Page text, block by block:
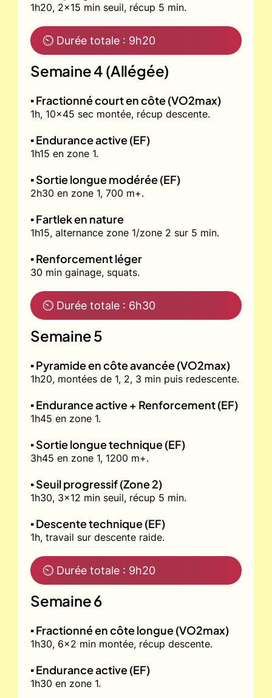
1h20, 2x15 min seuil, récup 5 min.
⏲ Durée totale : 9h20
Semaine 4 (Allégée)
▪️ Fractionné court en côte (VO2max)
1h, 10x45 sec montée, récup descente.
▪️ Endurance active (EF)
1h15 en zone 1.
▪️ Sortie longue modérée (EF)
2h30 en zone 1, 700 m+.
▪️ Fartlek en nature
1h15, alternance zone 1/zone 2 sur 5 min.
▪️ Renforcement léger
30 min gainage, squats.
⏲ Durée totale : 6h30
Semaine 5
▪️ Pyramide en côte avancée (VO2max)
1h20, montées de 1, 2, 3 min puis redescente.
▪️ Endurance active + Renforcement (EF)
1h45 en zone 1.
▪️ Sortie longue technique (EF)
3h45 en zone 1, 1200 m+.
▪️ Seuil progressif (Zone 2)
1h30, 3x12 min seuil, récup 5 min.
▪️ Descente technique (EF)
1h, travail sur descente raide.
⏲ Durée totale : 9h20
Semaine 6
▪️ Fractionné en côte longue (VO2max)
1h30, 6x2 min montée, récup descente.
▪️ Endurance active (EF)
1h30 en zone 1.